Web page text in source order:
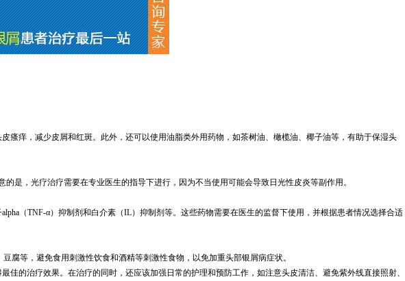
痒，减少皮屑和红斑。此外，还可以使用油脂类外用药物，如茶树油、橄榄油、椰子油等，有助于保湿头
是，光疗治疗需要在专业医生的指导下进行，因为不当使用可能会导致日光性皮炎等副作用。
（TNF-α）抑制剂和白介素（IL）抑制剂等。这些药物需要在医生的监督下使用，并根据患者情况选择合适
腐等，避免食用刺激性饮食和酒精等刺激性食物，以免加重头部银屑病症状。
的治疗效果。在治疗的同时，还应该加强日常的护理和预防工作，如注意头皮清洁、避免紫外线直接照射、